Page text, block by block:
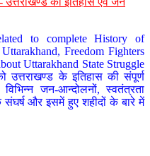
to complete History of
Freedom Fighters
Uttarakhand State Struggle
के इतिहास की संपूर्ण
जन-आन्दोलनों, स्वतंत्रता
संघर्ष और इसमें हुए शहीदों के बारे में